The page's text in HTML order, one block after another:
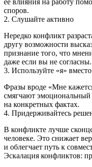
споров.
2. Слушайте активно
Нередко конфликт
другу возможности
признание того, что
даже если вы не согласны.
3. Используйте «я»
Фразы вроде «Мне
смягчают
на конкретных фактах.
4. Придерживайтесь
В конфликте лучше
человеке. Это снижает
и облегчает путь к
Эскалация конфликтов: